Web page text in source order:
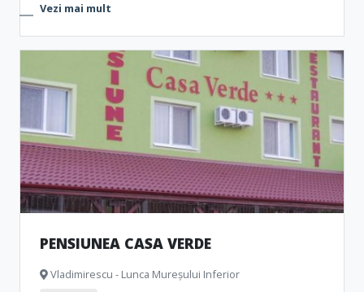
Vezi mai mult
PENSIUNEA CASA VERDE
Vladimirescu - Lunca Mureșului Inferior